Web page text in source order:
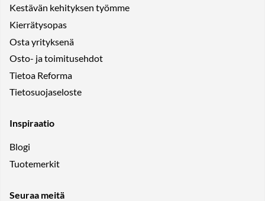
Kestävän kehityksen työmme
Kierrätysopas
Osta yrityksenä
Osto- ja toimitusehdot
Tietoa Reforma
Tietosuojaseloste
Inspiraatio
Blogi
Tuotemerkit
Seuraa meitä